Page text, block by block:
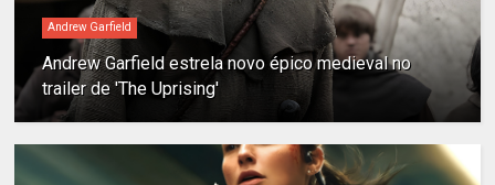
Andrew Garfield
Andrew Garfield estrela novo épico medieval no
trailer de 'The Uprising'